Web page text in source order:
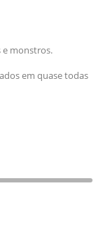
e monstros.
em quase todas